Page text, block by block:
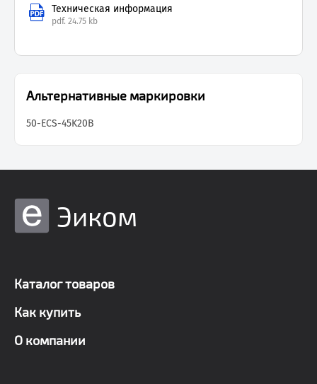
Техническая информация
pdf. 24.75 kb
Альтернативные маркировки
50-ECS-45K20B
Эиком
Каталог товаров
Как купить
О компании